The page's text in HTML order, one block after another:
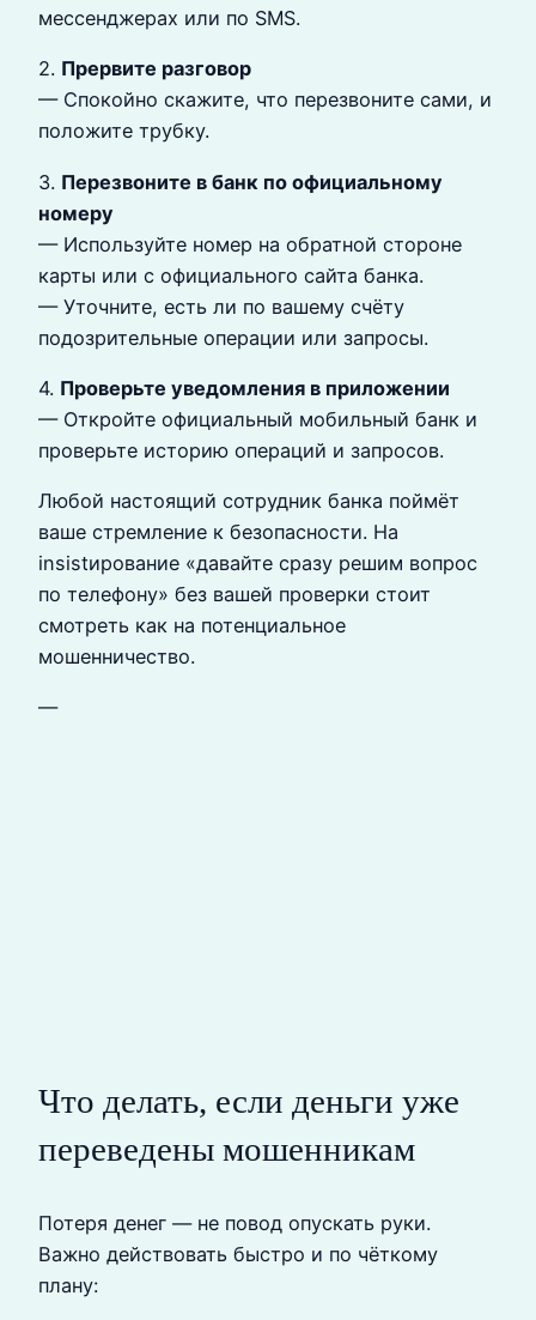
мессенджерах или по SMS.
2. Прервите разговор
— Спокойно скажите, что перезвоните сами, и
положите трубку.
3. Перезвоните в банк по официальному
номеру
— Используйте номер на обратной стороне
карты или с официального сайта банка.
— Уточните, есть ли по вашему счёту
подозрительные операции или запросы.
4. Проверьте уведомления в приложении
— Откройте официальный мобильный банк и
проверьте историю операций и запросов.
Любой настоящий сотрудник банка поймёт
ваше стремление к безопасности. На
insistирование «давайте сразу решим вопрос
по телефону» без вашей проверки стоит
смотреть как на потенциальное
мошенничество.
—
Что делать, если деньги уже
переведены мошенникам
Потеря денег — не повод опускать руки.
Важно действовать быстро и по чёткому
плану: